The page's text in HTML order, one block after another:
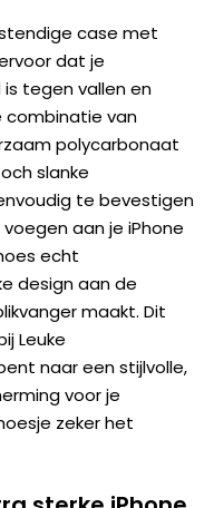
case met
dat je
tegen vallen en
combinatie van
polycarbonaat
slanke
te bevestigen
aan je iPhone
echt
design aan de
maakt. Dit
Leuke
naar een stijlvolle,
voor je
zeker het